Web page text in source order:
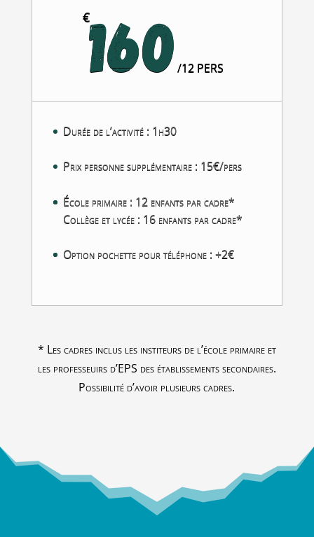
€160 /12 PERS
Durée de l’activité : 1h30
Prix personne supplémentaire : 15€/pers
École primaire : 12 enfants par cadre*
Collège et lycée : 16 enfants par cadre*
Option pochette pour téléphone : +2€
* Les cadres inclus les institeurs de l’école primaire et
les professeuirs d’EPS des établissements secondaires.
Possibilité d’avoir plusieurs cadres.